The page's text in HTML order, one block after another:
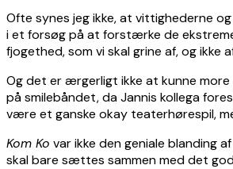
Ofte synes jeg ikke, at vittighederne
i et forsøg på at forstærke de
fjogethed, som vi skal grine af, og ikke
Og det er ærgerligt ikke at kunne more
på smilebåndet, da Jannis kollega
være et ganske okay teaterhørespil,
Kom Ko var ikke den geniale blanding
skal bare sættes sammen med det